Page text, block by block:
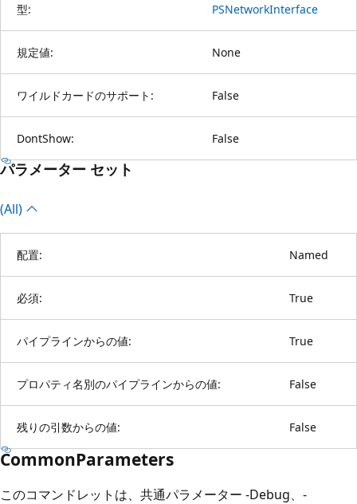
型: PSNetworkInterface
規定値: None
ワイルドカードのサポート: False
DontShow: False
パラメーター セット
(All)
配置: Named
必須: True
パイプラインからの値: True
プロパティ名別のパイプラインからの値: False
残りの引数からの値: False
CommonParameters
このコマンドレットは、共通パラメーター -Debug、-